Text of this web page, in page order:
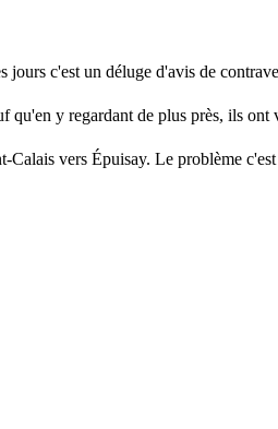
c'est un déluge d'avis de
qu'en y regardant de plus près, ils
vers Épuisay. Le problème